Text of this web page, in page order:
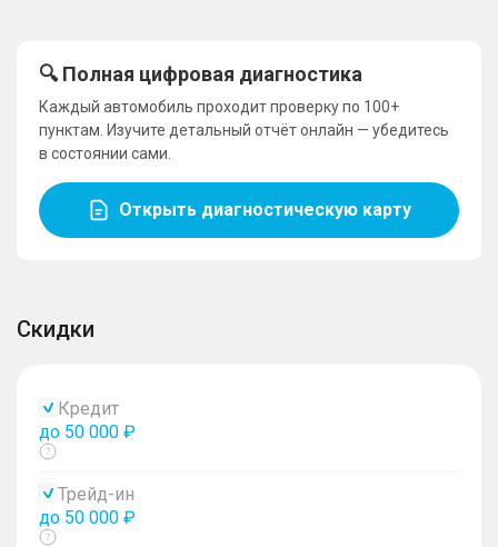
🔍 Полная цифровая диагностика
Каждый автомобиль проходит проверку по 100+
пунктам. Изучите детальный отчёт онлайн — убедитесь
в состоянии сами.
Открыть диагностическую карту
Скидки
Кредит
до 50 000 ₽
Показать
Трейд-ин
до 50 000 ₽
Показать